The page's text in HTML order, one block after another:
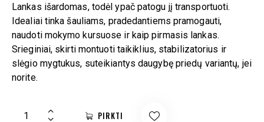
Lankas išardomas, todėl ypač patogu jį transportuoti.
Idealiai tinka šauliams, pradedantiems pramogauti,
naudoti mokymo kursuose ir kaip pirmasis lankas.
Srieginiai, skirti montuoti taikiklius, stabilizatorius ir
slėgio mygtukus, suteikiantys daugybę priedų variantų, jei
norite.
PIRKTI